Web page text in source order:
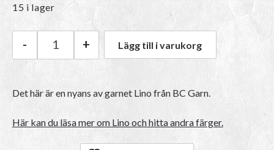
15 i lager
BC Garn Lino | 49 Jeans Blue mängd
- + Lägg till i varukorg
Det här är en nyans av garnet Lino från BC Garn.
Här kan du läsa mer om Lino och hitta andra färger.